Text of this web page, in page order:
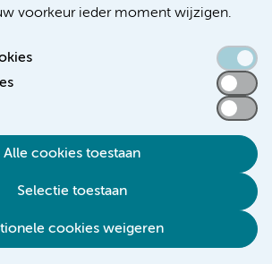
voorkeur ieder moment wijzigen.
Alle cookies toestaan
Selectie toestaan
cookies weigeren